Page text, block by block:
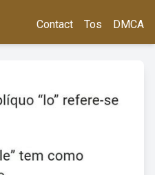
Contact Tos DMCA